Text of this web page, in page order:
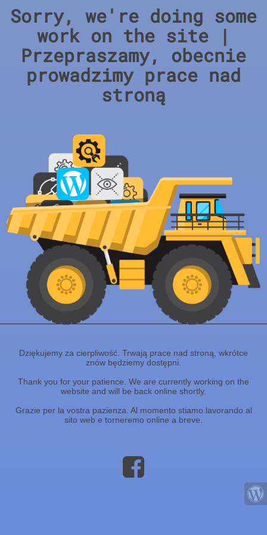
Sorry, we're doing some
work on the site |
Przepraszamy, obecnie
prowadzimy prace nad
stroną
Dziękujemy za cierpliwość. Trwają prace nad stroną, wkrótce
znów będziemy dostępni.
Thank you for your patience. We are currently working on the
website and will be back online shortly.
Grazie per la vostra pazienza. Al momento stiamo lavorando al
sito web e torneremo online a breve.